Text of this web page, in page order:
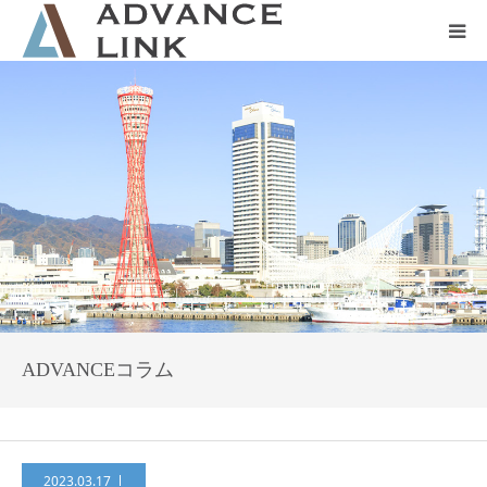
ADVANCEコラム
2023.03.17
会社概要
ネット保険
事業保険